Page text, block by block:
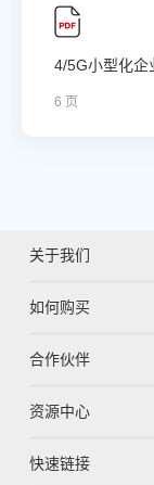
4/5G小型化企
6 页
关于我们
如何购买
合作伙伴
资源中心
快速链接